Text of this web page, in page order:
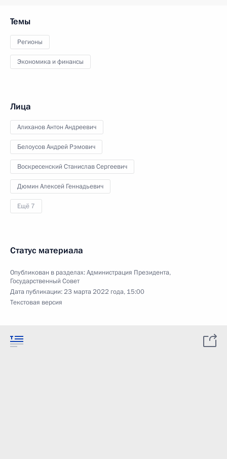
Темы
Регионы
Экономика и финансы
Лица
Алиханов Антон Андреевич
Белоусов Андрей Рэмович
Воскресенский Станислав Сергеевич
Дюмин Алексей Геннадьевич
Ещё 7
Статус материала
Опубликован в разделах:Администрация Президента,
Государственный Совет
Дата публикации:23 марта 2022 года, 15:00
Текстовая версия